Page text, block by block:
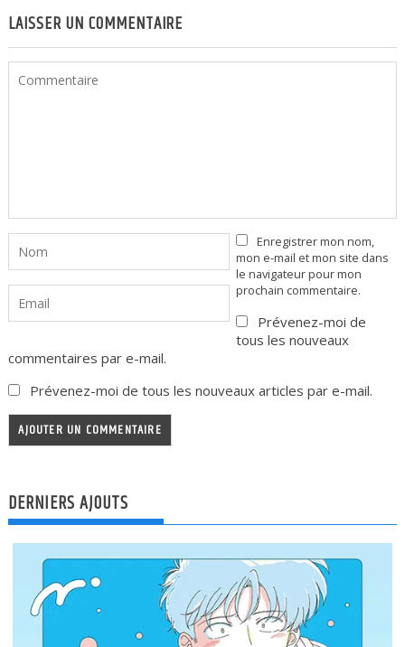
LAISSER UN COMMENTAIRE
Enregistrer mon nom,
mon e-mail et mon site dans
le navigateur pour mon
prochain commentaire.
Prévenez-moi de
tous les nouveaux
commentaires par e-mail.
Prévenez-moi de tous les nouveaux articles par e-mail.
DERNIERS AJOUTS